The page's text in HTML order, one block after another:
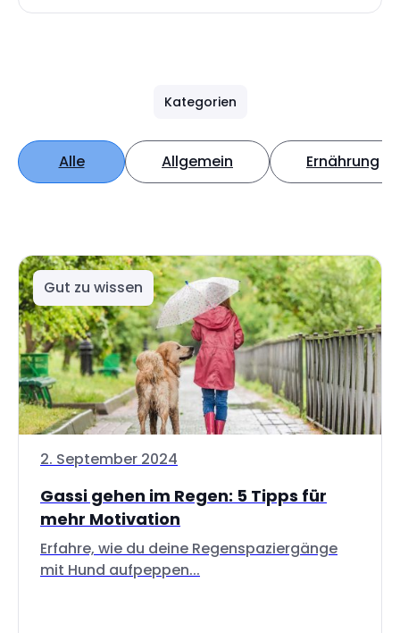
Kategorien
Alle Allgemein Ernährung
Gut zu wissen
2. September 2024
Gassi gehen im Regen: 5 Tipps für
mehr Motivation
Erfahre, wie du deine Regenspaziergänge
mit Hund aufpeppen...